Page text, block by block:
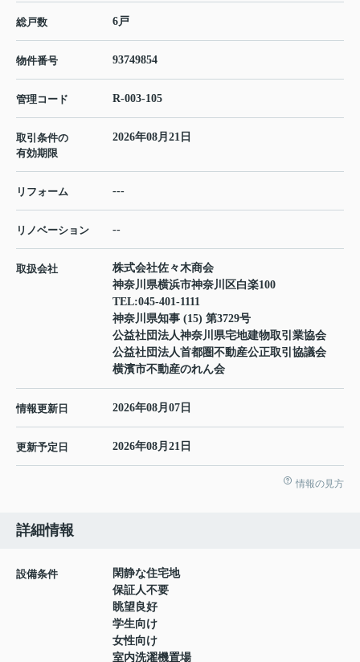
総戸数 6戸
物件番号 93749854
管理コード R-003-105
取引条件の
有効期限
2026年08月21日
リフォーム ---
リノベーション --
取扱会社
株式会社佐々木商会
神奈川県横浜市神奈川区白楽100
TEL:045-401-1111
神奈川県知事 (15) 第3729号
公益社団法人神奈川県宅地建物取引業協会
公益社団法人首都圏不動産公正取引協議会
横濱市不動産のれん会
情報更新日 2026年08月07日
更新予定日 2026年08月21日
情報の見方
詳細情報
設備条件
閑静な住宅地
保証人不要
眺望良好
学生向け
女性向け
室内洗濯機置場